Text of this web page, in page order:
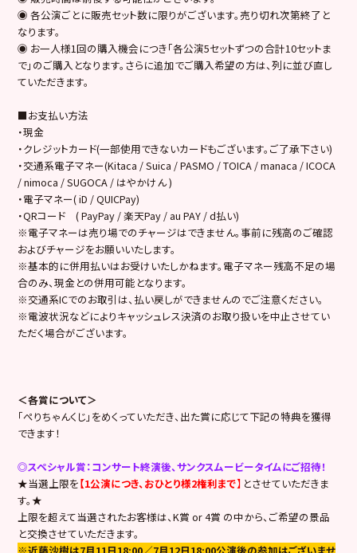
◉ 各公演ごとに販売セット数に限りがございます。売り切れ次第終了と
なります。
◉ お一人様1回の購入機会につき「各公演5セットずつの合計10セットま
で」のご購入となります。さらに追加でご購入希望の方は、列に並び直し
ていただきます。
■お支払い方法
・現金
・クレジットカード(一部使用できないカードもございます。ご了承下さい)
・交通系電子マネー(Kitaca / Suica / PASMO / TOICA / manaca / ICOCA
/ nimoca / SUGOCA / はやかけん )
・電子マネー( iD / QUICPay)
・QRコード ( PayPay / 楽天Pay / au PAY / d払い)
※電子マネーは売り場でのチャージはできません。事前に残高のご確認
およびチャージをお願いいたします。
※基本的に併用払いはお受けいたしかねます。電子マネー残高不足の場
合のみ、現金との併用可能となります。
※交通系ICでのお取引は、払い戻しができませんのでご注意ください。
※電波状況などによりキャッシュレス決済のお取り扱いを中止させてい
ただく場合がございます。
＜各賞について＞
「ぺりちゃんくじ」をめくっていただき、出た賞に応じて下記の特典を獲得
できます！
◎スペシャル賞：コンサート終演後、サンクスムービータイムにご招待！
★当選上限を【1公演につき、おひとり様2権利まで】 とさせていただきま
す。★
上限を超えて当選されたお客様は、K賞 or 4賞 の中から、ご希望の景品
と交換させていただきます。